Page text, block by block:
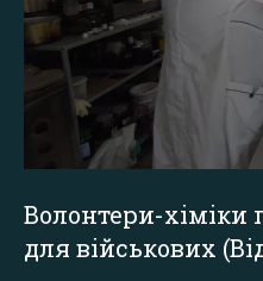
Волонтери-хіміки
для військових